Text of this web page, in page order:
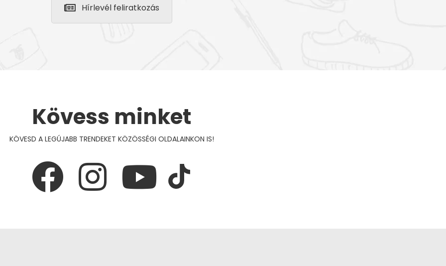
Hírlevél feliratkozás
Kövess minket
KÖVESD A LEGÚJABB TRENDEKET KÖZÖSSÉGI OLDALAINKON IS!